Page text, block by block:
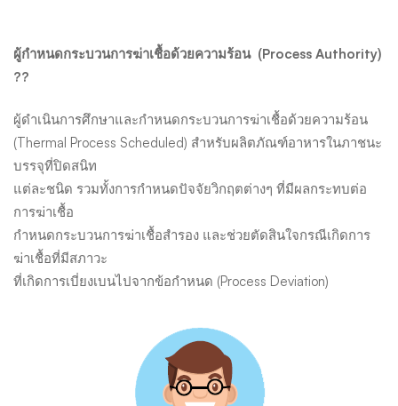
ผู้กำหนดกระบวนการฆ่าเชื้อด้วยความร้อน (Process Authority)
??
ผู้ดำเนินการศึกษาและกำหนดกระบวนการฆ่าเชื้อด้วยความร้อน
(Thermal Process Scheduled) สำหรับผลิตภัณฑ์อาหารในภาชนะ
บรรจุที่ปิดสนิท
แต่ละชนิด รวมทั้งการกำหนดปัจจัยวิกฤตต่างๆ ที่มีผลกระทบต่อ
การฆ่าเชื้อ
กำหนดกระบวนการฆ่าเชื้อสำรอง และช่วยตัดสินใจกรณีเกิดการ
ฆ่าเชื้อที่มีสภาวะ
ที่เกิดการเบี่ยงเบนไปจากข้อกำหนด (Process Deviation)